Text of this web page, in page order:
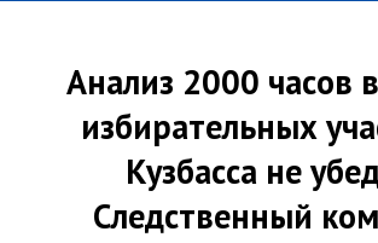
Анализ 2000 часов
избирательных
Кузбасса не
Cледственный